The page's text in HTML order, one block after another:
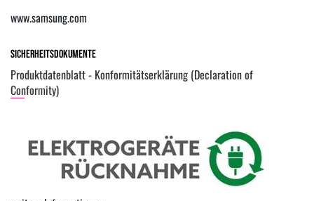
www.samsung.com
Sicherheitsdokumente
Produktdatenblatt - Konformitätserklärung (Declaration of
Conformity)